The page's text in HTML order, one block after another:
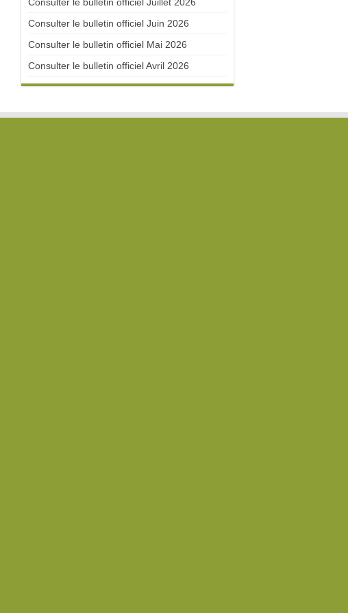
Consulter le bulletin officiel Juin 2026
Consulter le bulletin officiel Mai 2026
Consulter le bulletin officiel Avril 2026